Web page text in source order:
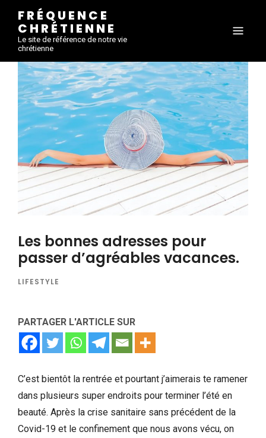
FRÉQUENCE
CHRÉTIENNE
Le site de référence de notre vie
chrétienne
Les bonnes adresses pour
passer d’agréables vacances.
LIFESTYLE
PARTAGER L'ARTICLE SUR
C’est bientôt la rentrée et pourtant j’aimerais te ramener
dans plusieurs super endroits pour terminer l’été en
beauté. Après la crise sanitaire sans précédent de la
Covid-19 et le confinement que nous avons vécu, on